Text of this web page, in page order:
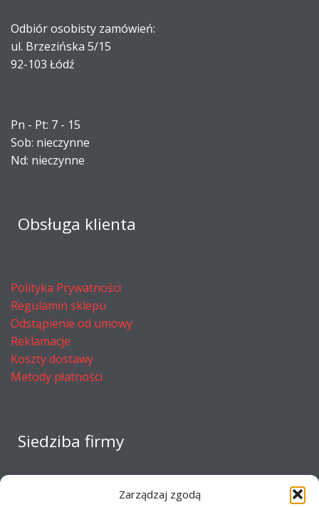
Zarządzaj zgodą
Odbiór osobisty zamówień:
ul. Brzezińska 5/15
92-103 Łódź
Pn - Pt: 7 - 15
Sob: nieczynne
Nd: nieczynne
Obsługa klienta
Polityka Prywatności
Regulamin sklepu
Odstąpienie od umowy
Reklamacje
Koszty dostawy
Metody płatności
Siedziba firmy